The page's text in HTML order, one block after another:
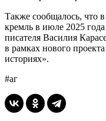
Также сообщалось, что
кремль в июле 2025 года
писателя Василия
в рамках нового
историях».
#аг